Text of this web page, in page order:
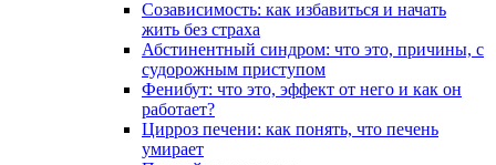
Созависимость: как избавиться и начать
жить без страха
Абстинентный синдром: что это, причины, с
судорожным приступом
Фенибут: что это, эффект от него и как он
работает?
Цирроз печени: как понять, что печень
умирает